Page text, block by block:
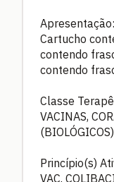
Apresentação:
Cartucho
contendo
contendo
Classe
VACINAS,
(BIOLÓGICOS)
Princípio(s)
VAC.